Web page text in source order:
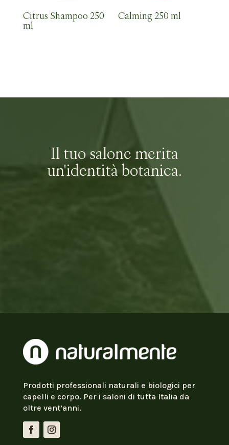
Citrus Shampoo 250
ml
Calming 250 ml
Il tuo salone merita
un'identità botanica.
Prodotti professionali naturali e biologici per
capelli e corpo. Per i saloni di tutta Italia da
oltre vent’anni.